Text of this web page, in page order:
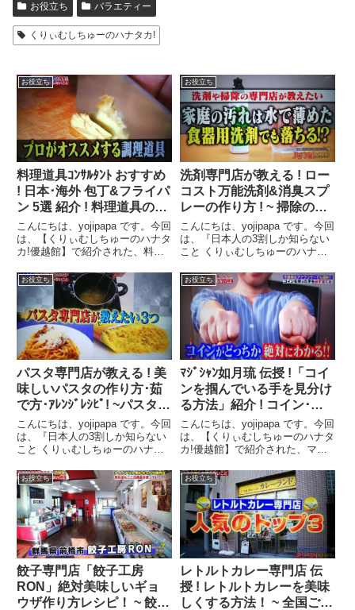
お役立ち バラエティー
くりぃむしちゅーのハナタカ!
お役立ち
料理道具ｺﾝｻﾙﾀﾝﾄ おすすめ
! 日本･海外 包丁&フライパ
ン 5選 紹介 ! 料理道具のプ
ロ厳選 ! 日本･海外 包丁&
フライパン 5選【ハナタ
カ!】
こんにちは、yojipapa です。今回
は、【くりぃむしちゅーのハナタ
カ!優越館】で紹介された、料理
んが教える！「海外・日本のおす
すめ包丁＆お肉・魚・野菜を焼く
おすすめフライパン３選！」の内
容をお伝えします。番...
お役立ち
洗剤専門店が教える ! ロー
コスト万能洗剤&消臭スプ
レーの作り方 ! ~ 掃除のプ
ロ技 ! 効果的な掃除方法･
消臭方法 紹介 ! ~【ハナタ
カ!】
こんにちは、yojipapa です。今回
は、『日本人の3割しか知らない
こと くりぃむしちゅーのハナタ
ル旅館洗剤専門店スリーエスさん
が教える「家庭で作れる掃除用洗
剤と消臭剤の作り方と効果的な掃
除法・消臭法」の内容...
お役立ち
パスタ専門店が教える ! 美
味しいパスタの作り方･茹
で方･ｱﾚﾝｼﾞﾚｼﾋﾟ! ~パスタ専
門店 伝授 ! 美味しいパスタ
乾麺ｱﾚﾝｼﾞﾚｼﾋﾟ~【ハナタ
カ!】
こんにちは、yojipapa です。今回
は、『日本人の3割しか知らない
こと くりぃむしちゅーのハナタ
タ専門店プリマ・パスタさんが教
えるハナタカの内容をお伝えしま
す。番組内容日本人の3割しか知
らないこと くりぃむ...
お役立ち
ﾏｼﾞｼｬﾝ如月琉 伝授 !「コイ
ンを掴んでいる手を見分け
る方法」紹介 ! コイン･消
しゴム「どっちだ?」を高
確率で当てる方法【ハナタ
カ!】
こんにちは、yojipapa です。今回
は、【くりぃむしちゅーのハナタ
カ!優越館】で紹介された、マジ
も簡単にできる「コインを掴んで
いる方の手を見分ける方法」の内
容をお伝えします。番組名日本人
の3割しか知らないこ...
お役立ち
餃子専門店「餃子工房
RON」絶対美味しいギョ
ウザ作り方レシピ！ ~ 餃子
お役立ち
レトルトカレー専門店 伝
授 ! レトルトカレーを美味
しくする方法！ ~ 全国ご当